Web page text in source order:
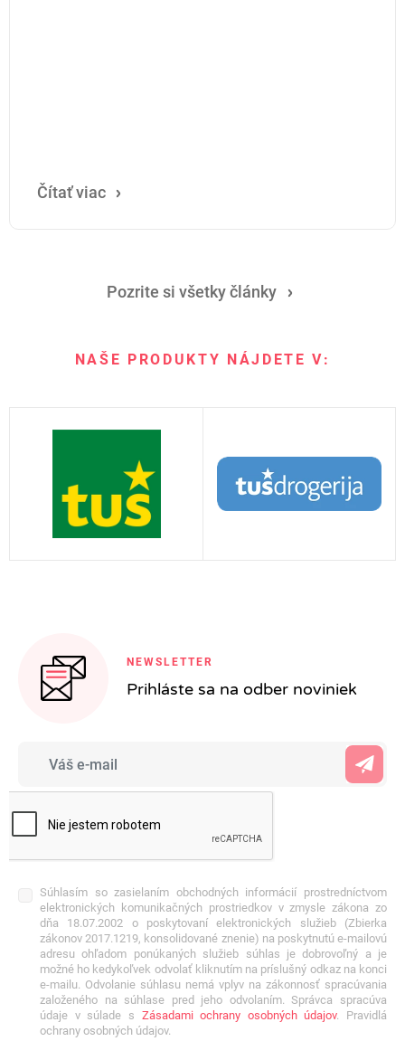
Čítať viac
Pozrite si všetky články
NAŠE PRODUKTY NÁJDETE V:
NEWSLETTER
Prihláste sa na odber noviniek
Súhlasím so zasielaním obchodných informácií prostredníctvom
elektronických komunikačných prostriedkov v zmysle zákona zo
dňa 18.07.2002 o poskytovaní elektronických služieb (Zbierka
zákonov 2017.1219, konsolidované znenie) na poskytnutú e-mailovú
adresu ohľadom ponúkaných služieb súhlas je dobrovoľný a je
možné ho kedykoľvek odvolať kliknutím na príslušný odkaz na konci
e-mailu. Odvolanie súhlasu nemá vplyv na zákonnosť spracúvania
založeného na súhlase pred jeho odvolaním. Správca spracúva
údaje v súlade s Zásadami ochrany osobných údajov. Pravidlá
ochrany osobných údajov.